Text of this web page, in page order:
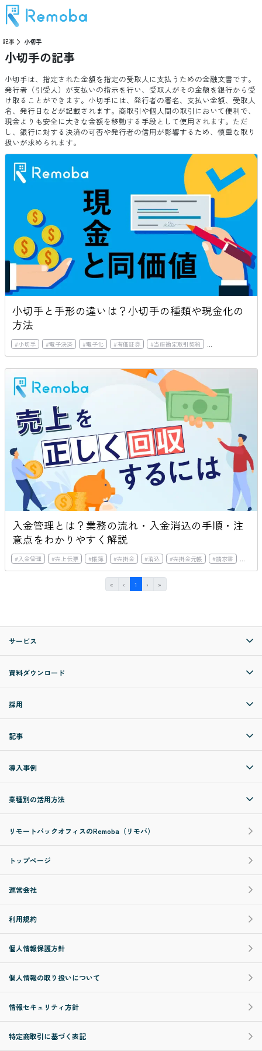
記事 小切手
小切手の記事
小切手は、指定された金額を指定の受取人に支払うための金融文書です。
発行者（引受人）が支払いの指示を行い、受取人がその金額を銀行から受
け取ることができます。小切手には、発行者の署名、支払い金額、受取人
名、発行日などが記載されます。商取引や個人間の取引において便利で、
現金よりも安全に大きな金額を移動する手段として使用されます。ただ
し、銀行に対する決済の可否や発行者の信用が影響するため、慎重な取り
扱いが求められます。
小切手と手形の違いは？小切手の種類や現金化の
方法
#小切手 #電子決済 #電子化 #有価証券 #当座勘定取引契約 #
入金管理とは？業務の流れ・入金消込の手順・注
意点をわかりやすく解説
#入金管理 #売上伝票 #帳簿 #売掛金 #消込 #売掛金元帳 #請求書 #
« First‹ Previous
1 (current)
› Next»
サービス
資料ダウンロード
採用
記事
導入事例
業種別の活用方法
リモートバックオフィスのRemoba（リモバ）
トップページ
運営会社
利用規約
個人情報保護方針
個人情報の取り扱いについて
情報セキュリティ方針
特定商取引に基づく表記